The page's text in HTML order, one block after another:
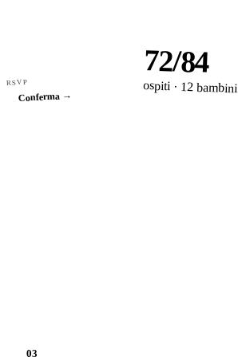
RSVP
Conferma →
72/84
ospiti · 12 bambini
03